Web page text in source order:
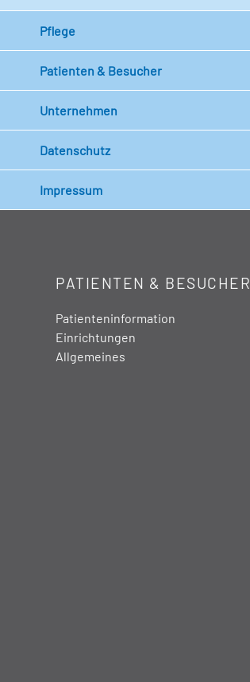
Pflege
Patienten & Besucher
Unternehmen
Datenschutz
Impressum
PATIENTEN & BESUCHER
Patienteninformation
Einrichtungen
Allgemeines